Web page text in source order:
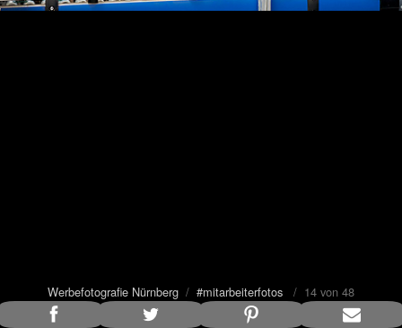
Werbefotografie Nürnberg / #mitarbeiterfotos / 14 von 48
Bildunterschrift anzeigen